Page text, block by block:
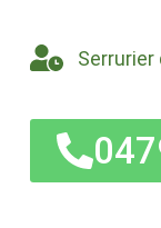
Serrurier